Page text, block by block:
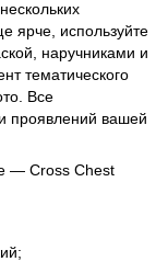
ярче, используйте
наручниками и
тематического
Все
проявлений вашей
— Cross Chest